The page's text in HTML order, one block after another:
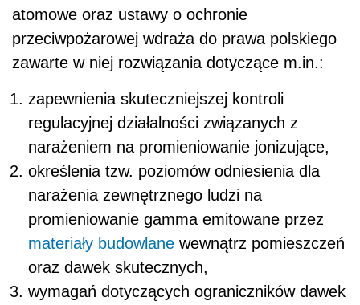
atomowe oraz ustawy o ochronie
przeciwpożarowej wdraża do prawa polskiego
zawarte w niej rozwiązania dotyczące m.in.:
zapewnienia skuteczniejszej kontroli
regulacyjnej działalności związanych z
narażeniem na promieniowanie jonizujące,
określenia tzw. poziomów odniesienia dla
narażenia zewnętrznego ludzi na
promieniowanie gamma emitowane przez
materiały budowlane wewnątrz pomieszczeń
oraz dawek skutecznych,
wymagań dotyczących ograniczników dawek